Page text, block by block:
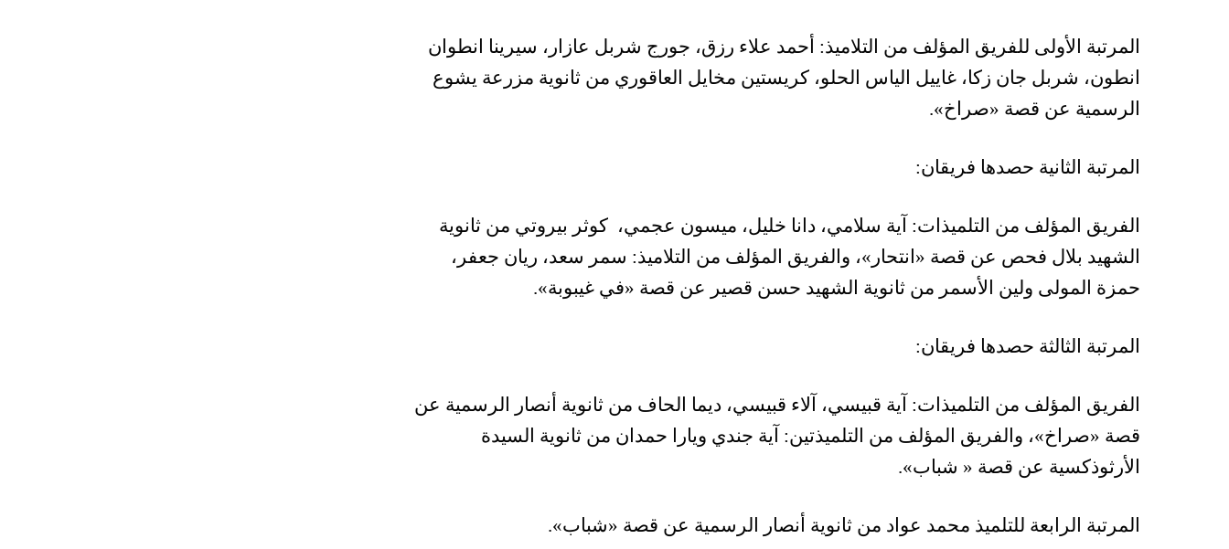
المرتبة الأولى للفريق المؤلف من التلاميذ: أحمد علاء رزق، جورج شربل عازار، سيرينا انطوان
انطون، شربل جان زكا، غاييل الياس الحلو، كريستين مخايل العاقوري من ثانوية مزرعة يشوع
الرسمية عن قصة «صراخ».
المرتبة الثانية حصدها فريقان:
الفريق المؤلف من التلميذات: آية سلامي، دانا خليل، ميسون عجمي، كوثر بيروتي من ثانوية
الشهيد بلال فحص عن قصة «انتحار»، والفريق المؤلف من التلاميذ: سمر سعد، ريان جعفر،
حمزة المولى ولين الأسمر من ثانوية الشهيد حسن قصير عن قصة «في غيبوبة».
المرتبة الثالثة حصدها فريقان:
الفريق المؤلف من التلميذات: آية قبيسي، آلاء قبيسي، ديما الحاف من ثانوية أنصار الرسمية عن
قصة «صراخ»، والفريق المؤلف من التلميذتين: آية جندي ويارا حمدان من ثانوية السيدة
الأرثوذكسية عن قصة « شباب».
المرتبة الرابعة للتلميذ محمد عواد من ثانوية أنصار الرسمية عن قصة «شباب».